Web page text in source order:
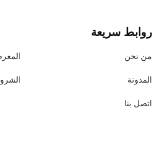
روابط سريعة
من نحن
المدونة
اتصل بنا